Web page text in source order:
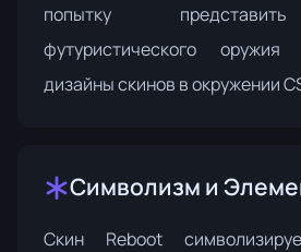
попытку
футуристического
дизайны скинов в окружении
Символизм и
Скин Reboot